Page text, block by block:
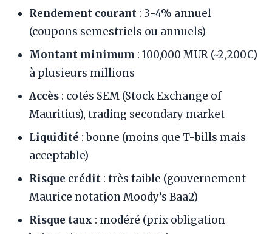
Rendement courant : 3-4% annuel
(coupons semestriels ou annuels)
Montant minimum : 100,000 MUR (~2,200€)
à plusieurs millions
Accès : cotés SEM (Stock Exchange of
Mauritius), trading secondary market
Liquidité : bonne (moins que T-bills mais
acceptable)
Risque crédit : très faible (gouvernement
Maurice notation Moody’s Baa2)
Risque taux : modéré (prix obligation